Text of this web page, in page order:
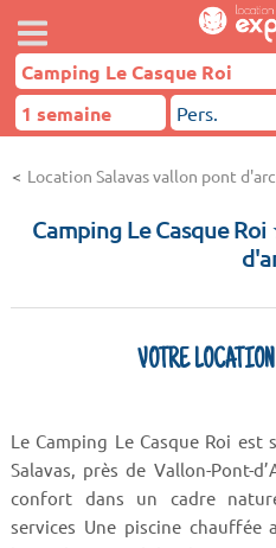
Location Salavas vallon pont d'arc
Camping Le Casque
VOTRE
Le Camping Le Casque Roi
Salavas, près de Vallon-Pont-
confort dans un cadre
services Une piscine chauffée